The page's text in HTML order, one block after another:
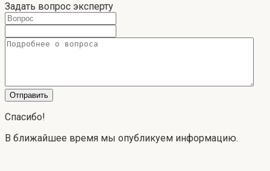
Задать вопрос эксперту
Спасибо!
В ближайшее время мы опубликуем информацию.